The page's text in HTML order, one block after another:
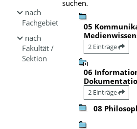
nach
Fachgebiet
nach
Fakultät /
Sektion
suchen.
05
2 Einträge
06
2 Einträge
08